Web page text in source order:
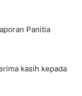
Panitia
kasih kepada